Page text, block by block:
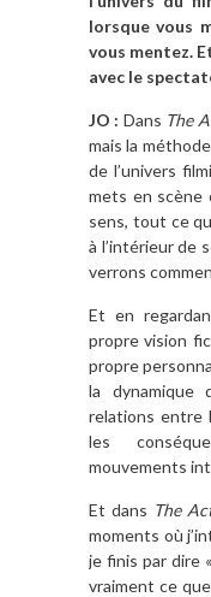
lorsque vous
vous mentez.
avec le
JO : Dans The
mais la
de l’univers
mets en scène
sens, tout ce
à l’intérieur de
verrons
Et en
propre vision
propre
la dynamique
relations entre
les
mouvements
Et dans The
moments où
je finis par dire
vraiment ce